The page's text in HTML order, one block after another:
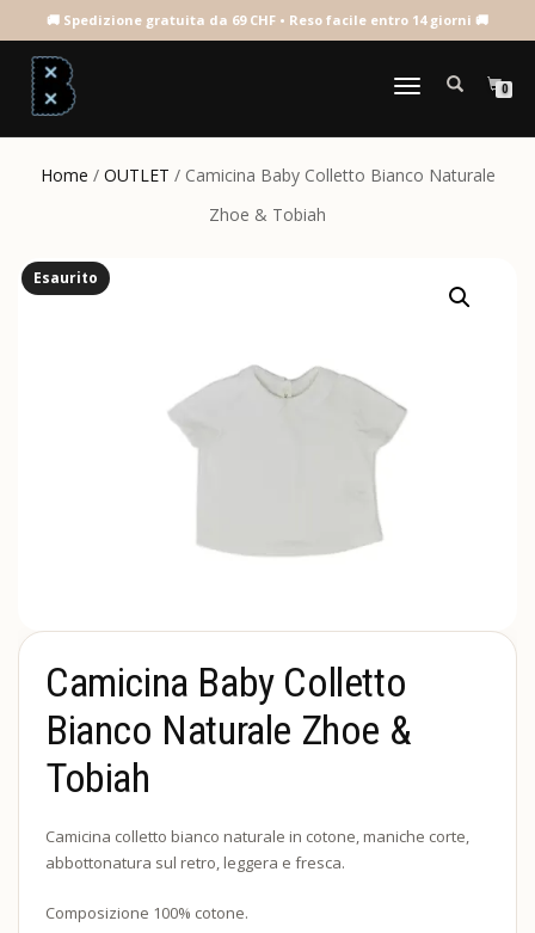
NAVIGAZIONE
0
Home / OUTLET / Camicina Baby Colletto Bianco Naturale
Zhoe & Tobiah
Esaurito
Camicina Baby Colletto
Bianco Naturale Zhoe &
Tobiah
Camicina colletto bianco naturale in cotone, maniche corte,
abbottonatura sul retro, leggera e fresca.
Composizione 100% cotone.